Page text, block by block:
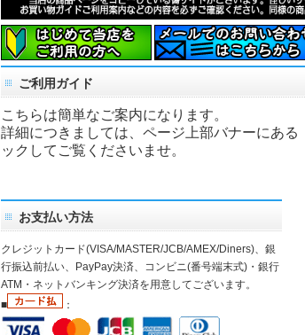
ご利用ガイド
こちらは簡単なご案内になります。
詳細につきましては、ページ上部バナーにある
ックしてご覧くださいませ。
お支払い方法
クレジットカード(VISA/MASTER/JCB/AMEX/Diners)、銀
行振込前払い、PayPay決済、コンビニ(番号端末式)・銀行
ATM・ネットバンキング決済を用意してございます。
■
：